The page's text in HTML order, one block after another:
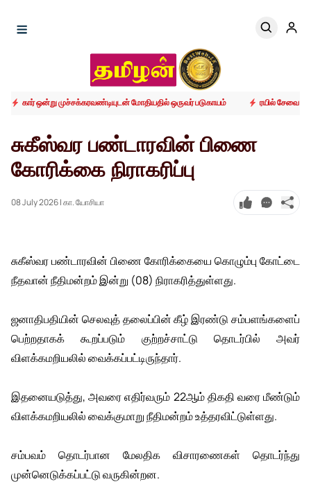
கார் ஒன்று முச்சக்கரவண்டியுடன் மோதியதில் ஒருவர் படுகாயம் ரயில் சேவை
சுகீஸ்வர பண்டாரவின் பிணை
கோரிக்கை நிராகரிப்பு
08 July 2026| கா. யோசியா
சுகீஸ்வர பண்டாரவின் பிணை கோரிக்கையை கொழும்பு கோட்டை
நீதவான் நீதிமன்றம் இன்று (08) நிராகரித்துள்ளது.
ஜனாதிபதியின் செலவுத் தலைப்பின் கீழ் இரண்டு சம்பளங்களைப்
பெற்றதாகக் கூறப்படும் குற்றச்சாட்டு தொடர்பில் அவர்
விளக்கமறியலில் வைக்கப்பட்டிருந்தார்.
இதனையடுத்து, அவரை எதிர்வரும் 22ஆம் திகதி வரை மீண்டும்
விளக்கமறியலில் வைக்குமாறு நீதிமன்றம் உத்தரவிட்டுள்ளது.
சம்பவம் தொடர்பான மேலதிக விசாரணைகள் தொடர்ந்து
முன்னெடுக்கப்பட்டு வருகின்றன.